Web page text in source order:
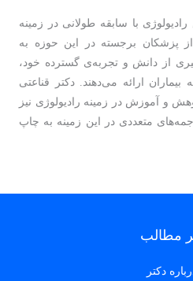
با سابقه طولانی در زمینه
پزشکان برجسته در این حوزه به
از دانش و تجربه‌ی گسترده خود،
ارائه می‌دهند. دکتر قناعتی
و آموزش در زمینه رادیولوژی نیز
متعددی در این زمینه به چاپ
مطالب
دکتر